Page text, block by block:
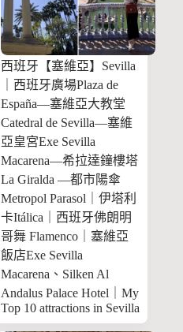
西班牙【塞維亞】Sevilla
｜西班牙廣場Plaza de
España—塞維亞大教堂
Catedral de Sevilla—塞維
亞皇宮Exe Sevilla
Macarena—希拉達鐘樓塔
La Giralda —都市陽傘
Metropol Parasol｜伊塔利
卡Itálica｜西班牙佛朗明
哥舞 Flamenco｜塞維亞
飯店Exe Sevilla
Macarena、Silken Al
Andalus Palace Hotel｜My
Top 10 attractions in Sevilla